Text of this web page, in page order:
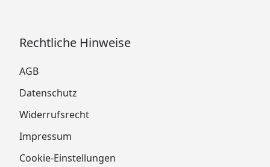
Rechtliche Hinweise
AGB
Datenschutz
Widerrufsrecht
Impressum
Cookie-Einstellungen